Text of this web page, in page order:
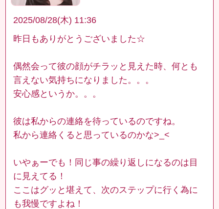
2025/08/28(木) 11:36
昨日もありがとうございました☆
偶然会って彼の顔がチラッと見えた時、何とも
言えない気持ちになりました。。。
安心感というか。。。
彼は私からの連絡を待っているのですね。
私から連絡くると思っているのかな>_<
いやぁーでも！同じ事の繰り返しになるのは目
に見えてる！
ここはグッと堪えて、次のステップに行く為に
も我慢ですよね！